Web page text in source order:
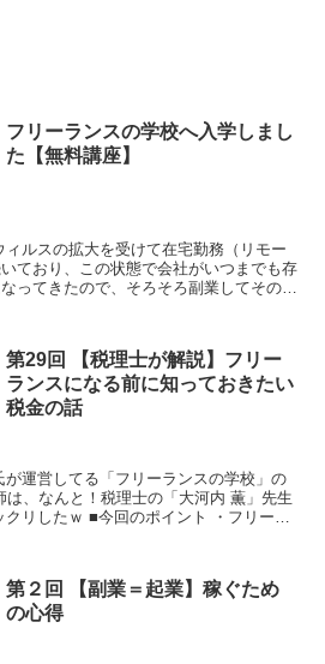
フリーランスの学校へ入学しまし
た【無料講座】
ており、この状態で会社がいつまでも存
ってきたので、そろそろ副業してその
第29回 【税理士が解説】フリー
ランスになる前に知っておきたい
税金の話
ポイント ・フリーラ
第２回 【副業＝起業】稼ぐため
の心得